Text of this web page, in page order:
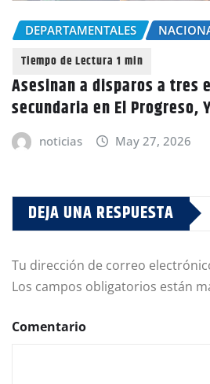
DEPARTAMENTALES
Asesinan a disparos a tres
secundaria en El Progreso,
noticias May 27, 2026
DEJA UNA RESPUESTA
Tu dirección de correo
Los campos obligatorios están
Comentario